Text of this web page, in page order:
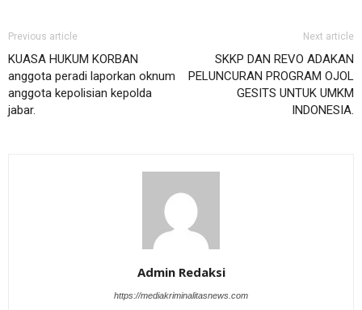
Previous article
KUASA HUKUM KORBAN
anggota peradi laporkan oknum
anggota kepolisian kepolda
jabar.
Next article
SKKP DAN REVO ADAKAN
PELUNCURAN PROGRAM OJOL
GESITS UNTUK UMKM
INDONESIA.
Admin Redaksi
https://mediakriminalitasnews.com